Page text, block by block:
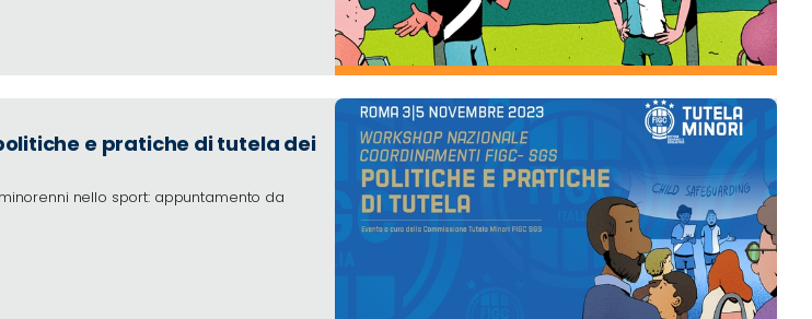
e pratiche di tutela dei
nello sport: appuntamento da